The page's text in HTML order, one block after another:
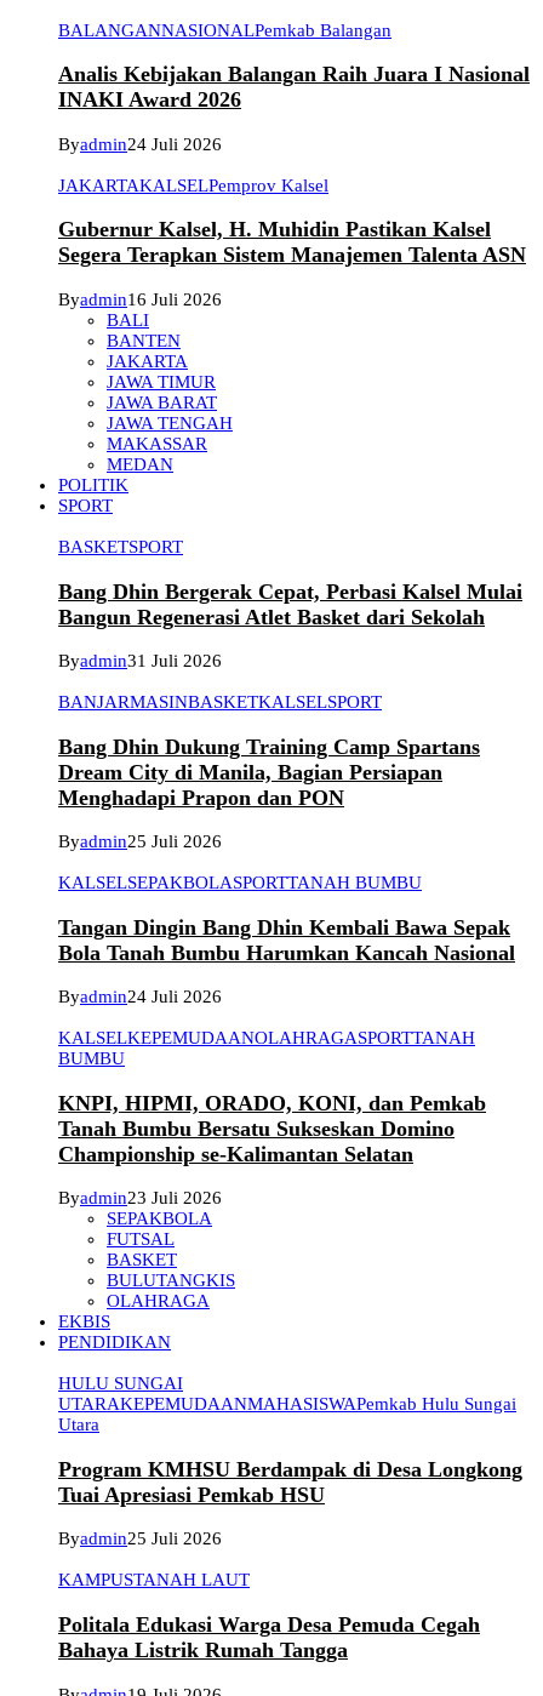
BALANGANNASIONALPemkab Balangan
Analis Kebijakan Balangan Raih Juara I Nasional
INAKI Award 2026
Byadmin24 Juli 2026
JAKARTAKALSELPemprov Kalsel
Gubernur Kalsel, H. Muhidin Pastikan Kalsel
Segera Terapkan Sistem Manajemen Talenta ASN
Byadmin16 Juli 2026
BALI
BANTEN
JAKARTA
JAWA TIMUR
JAWA BARAT
JAWA TENGAH
MAKASSAR
MEDAN
POLITIK
SPORT
BASKETSPORT
Bang Dhin Bergerak Cepat, Perbasi Kalsel Mulai
Bangun Regenerasi Atlet Basket dari Sekolah
Byadmin31 Juli 2026
BANJARMASINBASKETKALSELSPORT
Bang Dhin Dukung Training Camp Spartans
Dream City di Manila, Bagian Persiapan
Menghadapi Prapon dan PON
Byadmin25 Juli 2026
KALSELSEPAKBOLASPORTTANAH BUMBU
Tangan Dingin Bang Dhin Kembali Bawa Sepak
Bola Tanah Bumbu Harumkan Kancah Nasional
Byadmin24 Juli 2026
KALSELKEPEMUDAANOLAHRAGASPORTTANAH
BUMBU
KNPI, HIPMI, ORADO, KONI, dan Pemkab
Tanah Bumbu Bersatu Sukseskan Domino
Championship se-Kalimantan Selatan
Byadmin23 Juli 2026
SEPAKBOLA
FUTSAL
BASKET
BULUTANGKIS
OLAHRAGA
EKBIS
PENDIDIKAN
HULU SUNGAI
UTARAKEPEMUDAANMAHASISWAPemkab Hulu Sungai
Utara
Program KMHSU Berdampak di Desa Longkong
Tuai Apresiasi Pemkab HSU
Byadmin25 Juli 2026
KAMPUSTANAH LAUT
Politala Edukasi Warga Desa Pemuda Cegah
Bahaya Listrik Rumah Tangga